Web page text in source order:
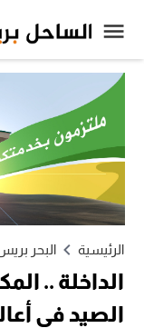
الرئيسية البحر
الداخلة ..
الصيد في